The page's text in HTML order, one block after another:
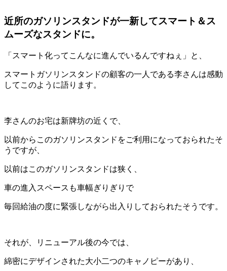
近所のガソリンスタンドが一新してスマート＆ス
ムーズなスタンドに。
「スマート化ってこんなに進んでいるんですねぇ」と、
スマートガソリンスタンドの顧客の一人である李さんは感動
してこのように語ります。
李さんのお宅は新牌坊の近くで、
以前からこのガソリンスタンドをご利用になっておられたそ
うですが、
以前はこのガソリンスタンドは狭く、
車の進入スペースも車幅ぎりぎりで
毎回給油の度に緊張しながら出入りしておられたそうです。
それが、リニューアル後の今では、
綿密にデザインされた大小二つのキャノピーがあり、